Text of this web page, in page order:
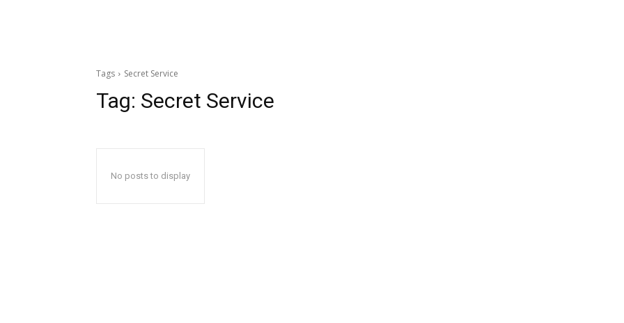
Tags Secret Service
Tag: Secret Service
No posts to display